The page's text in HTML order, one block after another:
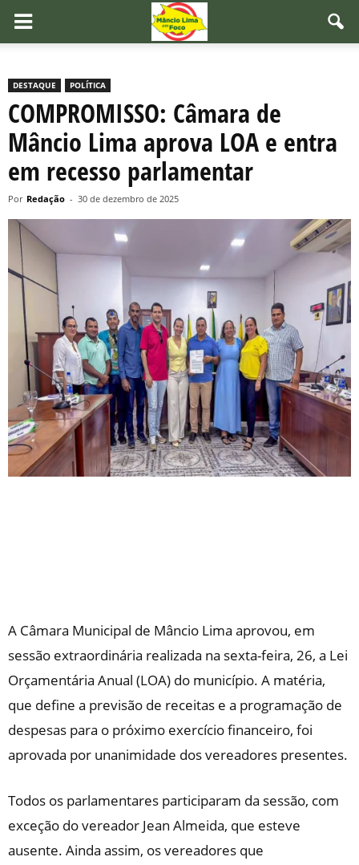
DESTAQUE POLÍTICA
COMPROMISSO: Câmara de
Mâncio Lima aprova LOA e entra
em recesso parlamentar
Por Redação - 30 de dezembro de 2025
A Câmara Municipal de Mâncio Lima aprovou, em
sessão extraordinária realizada na sexta-feira, 26, a Lei
Orçamentária Anual (LOA) do município. A matéria,
que define a previsão de receitas e a programação de
despesas para o próximo exercício financeiro, foi
aprovada por unanimidade dos vereadores presentes.
Todos os parlamentares participaram da sessão, com
exceção do vereador Jean Almeida, que esteve
ausente. Ainda assim, os vereadores que